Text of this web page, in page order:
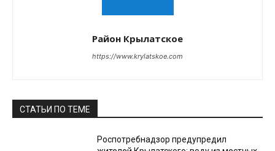
Район Крылатское
https://www.krylatskoe.com
СТАТЬИ ПО ТЕМЕ
Роспотребнадзор предупредил